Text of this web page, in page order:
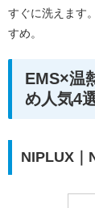
すぐに洗えます
すめ。
EMS×温
め人気4
NIPLUX｜